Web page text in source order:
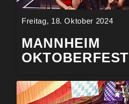
Freitag, 18. Oktober 2024
MANNHEIM
OKTOBERFEST